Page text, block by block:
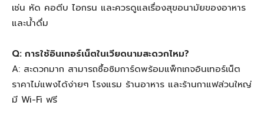
เช่น หัด คอตีบ ไอกรน และควรดูแลเรื่องสุขอนามัยของอาหาร
และน้ำดื่ม
Q: การใช้อินเทอร์เน็ตในเวียดนามสะดวกไหม?
A: สะดวกมาก สามารถซื้อซิมการ์ดพร้อมแพ็กเกจอินเทอร์เน็ต
ราคาไม่แพงได้ง่ายๆ โรงแรม ร้านอาหาร และร้านกาแฟส่วนใหญ่
มี Wi-Fi ฟรี